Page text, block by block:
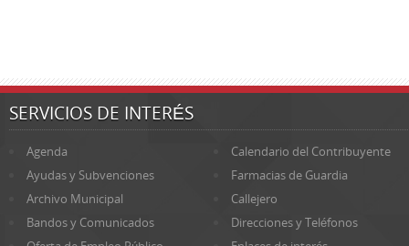
SERVICIOS DE INTERÉS
Agenda
Calendario del Contribuyente
Ayudas y Subvenciones
Farmacias de Guardia
Archivo Municipal
Callejero
Bandos y Comunicados
Direcciones y Teléfonos